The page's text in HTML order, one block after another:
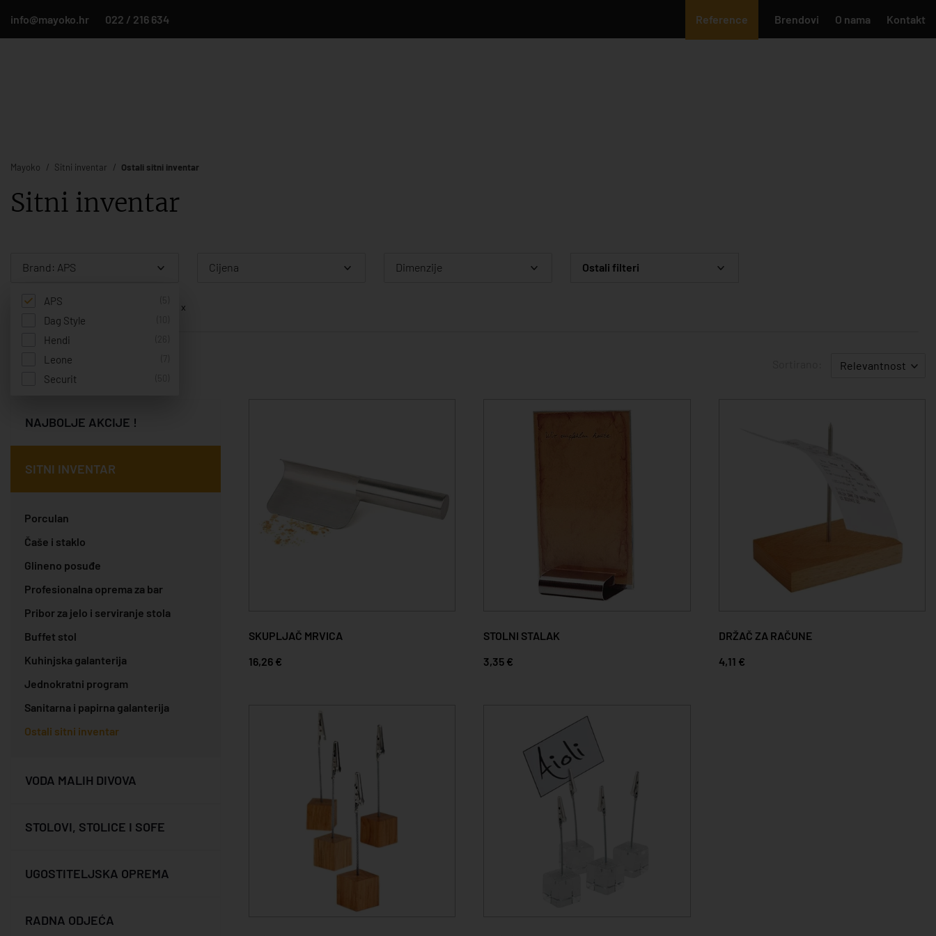
info@mayoko.hr 022 / 216 634 Reference Brendovi O nama Kontakt
Mayoko Sitni inventar Ostali sitni inventar
Sitni inventar
Brand: APS
APS
Dag Style
Hendi
Leone
Securit
Cijena Dimenzije Ostali filteri
Filter: Brand: APS Ukloni sve x
Rezultat - 5 Relevantnost
NAJBOLJE AKCIJE !
SITNI INVENTAR
Porculan
Čaše i staklo
Glineno posuđe
Profesionalna oprema za bar
Pribor za jelo i serviranje stola
Buffet stol
Kuhinjska galanterija
Jednokratni program
Sanitarna i papirna galanterija
Ostali sitni inventar
VODA MALIH DIVOVA
STOLOVI, STOLICE I SOFE
UGOSTITELJSKA OPREMA
RADNA ODJEĆA
SKUPLJAČ MRVICA
16,26 €
STOLNI STALAK
3,35 €
DRŽAČ ZA RAČUNE
4,11 €